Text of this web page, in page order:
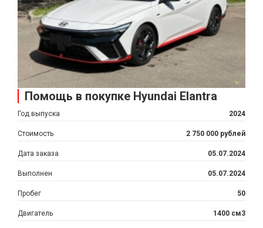
Помощь в покупке Hyundai Elantra
Год выпуска 2024
Стоимость 2 750 000 рублей
Дата заказа 05.07.2024
Выполнен 05.07.2024
Пробег 50
Двигатель 1400 см3